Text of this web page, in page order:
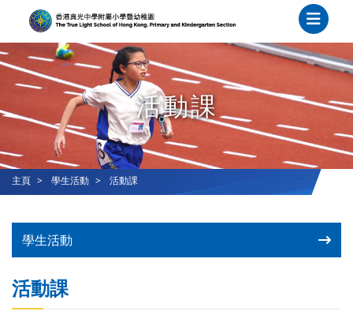
活動課
主頁 學生活動 活動課
學生活動
活動課